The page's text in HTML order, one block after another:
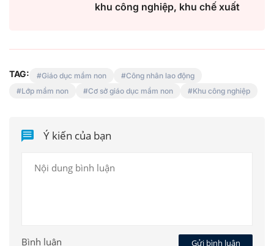
khu công nghiệp, khu chế xuất
TAG: Giáo dục mầm non
Công nhân lao động
Lớp mầm non
Cơ sở giáo dục mầm non Khu công nghiệp
Ý kiến của bạn
Gửi bình luận
Bình luận